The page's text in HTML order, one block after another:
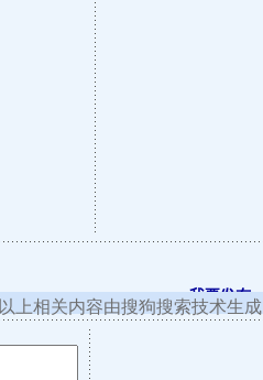
我要发布
以上相关内容由搜狗搜索技术生成